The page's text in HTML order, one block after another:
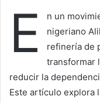
E
n un
nigeriano
refinería de
transformar
reducir la
Este artículo explora